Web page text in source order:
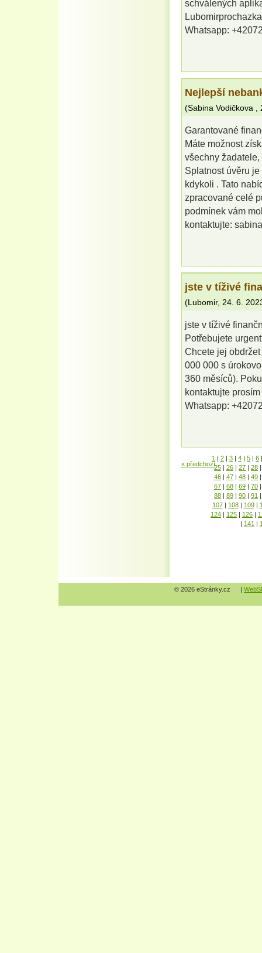
schválených
Whatsapp:
Nejlepší
(Sabina Vodičkova
Garantované
Máte možnost
všechny
Splatnost úvěru
kdykoli . Tato
zpracované celé
podmínek vám
kontaktujte:
jste v tíživé
(Lubomir, 24. 6.
jste v tíživé
Potřebujete
Chcete jej
000 000 s
360 měsíců).
kontaktujte
Whatsapp:
« předchozí
1 | 2 | 3 | 4 | 5 | 6 |
25 | 26 | 27 | 28 |
46 | 47 | 48 | 49 |
67 | 68 | 69 | 70 |
88 | 89 | 90 | 91 |
107 | 108 | 109 |
124 | 125 | 126 |
| 141 |
© 2026 eStránky.cz |